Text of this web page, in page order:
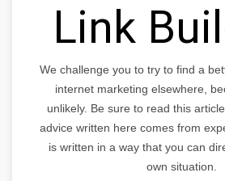
Link
We challenge you to try to find a
internet marketing elsewhere,
unlikely. Be sure to read this
advice written here comes from
is written in a way that you can
own situation.